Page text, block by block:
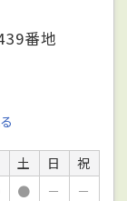
番地
土 日
祝
● －
－